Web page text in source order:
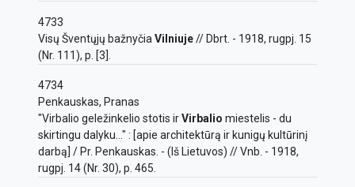
4733
Visų Šventųjų bažnyčia Vilniuje// Dbrt. - 1918, rugpj. 15
(Nr. 111), p. [3].
4734
Penkauskas, Pranas
"Virbalio geležinkelio stotis irVirbalio miestelis - du
skirtingu dalyku..." : [apie architektūrą ir kunigų kultūrinį
darbą] / Pr. Penkauskas. - (Iš Lietuvos) // Vnb. - 1918,
rugpj. 14 (Nr. 30), p. 465.